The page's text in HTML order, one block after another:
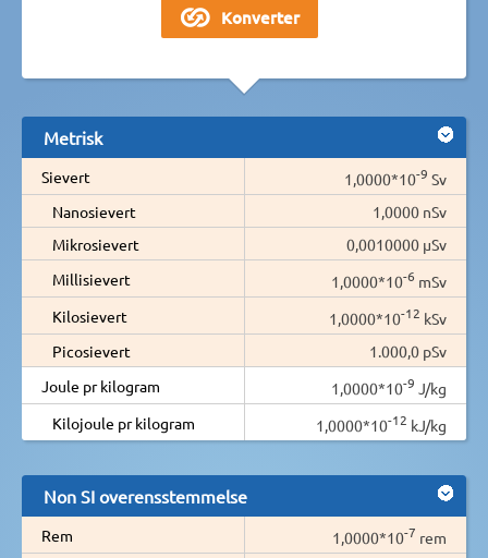
Metrisk
Sievert 1,0000*10-9 Sv
Nanosievert
1,0000 nSv
Mikrosievert
0,0010000 µSv
Millisievert
1,0000*10-6 mSv
Kilosievert
1,0000*10-12 kSv
Picosievert
1.000,0 pSv
Joule pr kilogram
1,0000*10-9 J/kg
Kilojoule pr kilogram
1,0000*10-12 kJ/kg
Non SI overensstemmelse
Rem 1,0000*10-7 rem